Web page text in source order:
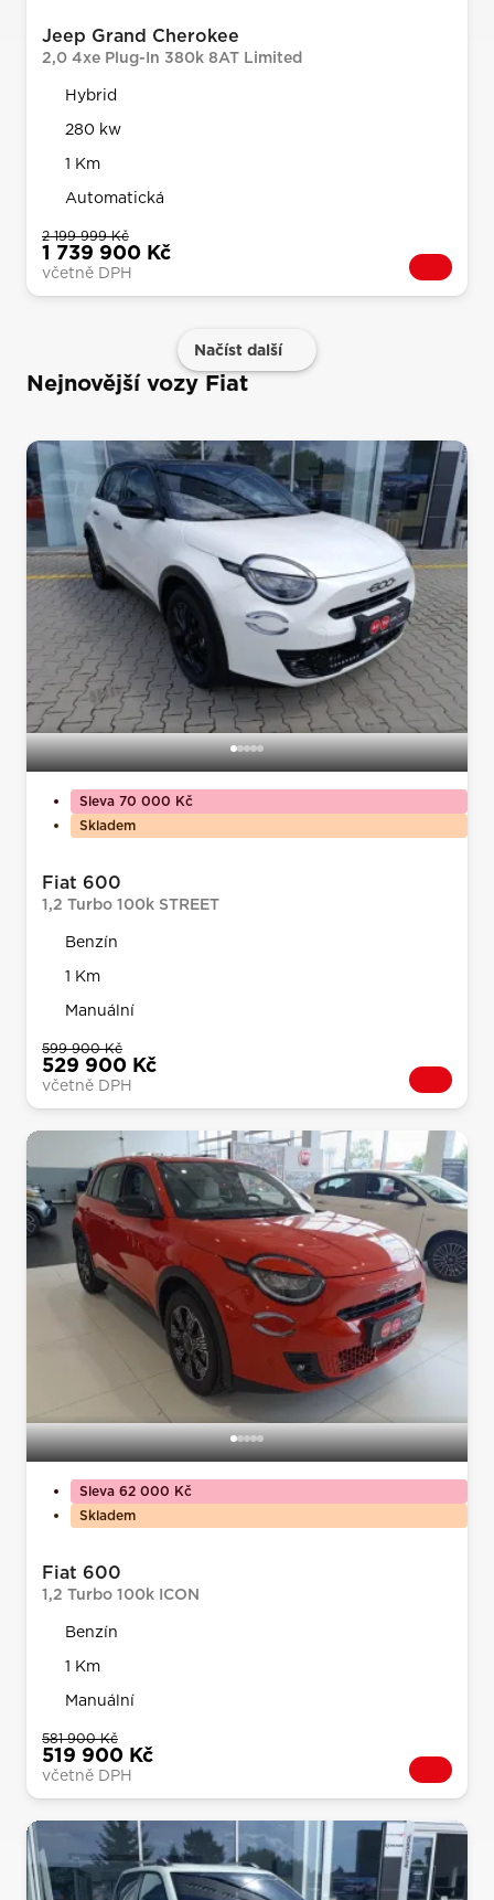
Jeep Grand Cherokee
2,0 4xe Plug-In 380k 8AT Limited
Hybrid
280 kw
1 Km
Automatická
2 199 999 Kč
1 739 900 Kč
včetně DPH
Načíst další
Nejnovější vozy Fiat
Sleva 70 000 Kč
Skladem
Fiat 600
1,2 Turbo 100k STREET
Benzín
1 Km
Manuální
599 900 Kč
529 900 Kč
včetně DPH
Sleva 62 000 Kč
Skladem
Fiat 600
1,2 Turbo 100k ICON
Benzín
1 Km
Manuální
581 900 Kč
519 900 Kč
včetně DPH